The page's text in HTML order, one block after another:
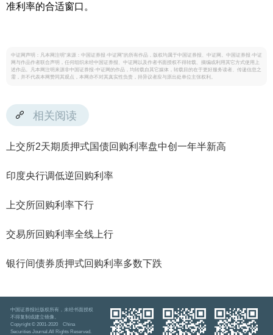
准利率的合适窗口。
中证网声明：凡本网注明“来源：中国证券报·中证网”的所有作品，版权均属于中国证券报、中证网。中国证券报·中证
网与作品作者联合声明，任何组织未经中国证券报、中证网以及作者书面授权不得转载、摘编或利用其它方式使用上
述作品。凡本网注明来源非中国证券报·中证网的作品，均转载自其它媒体，转载目的在于更好服务读者、传递信息之
需，并不代表本网赞同其观点，本网亦不对其真实性负责，持异议者应与原出处单位主张权利。
相关阅读
上交所2天期质押式国债回购利率盘中创一年半新高
印度央行调低逆回购利率
上交所回购利率下行
交易所回购利率全线上行
银行间债券质押式回购利率多数下跌
中国证券报社版权所有，未经书面授权
不得复制或建立镜像。
Copyright © 2001-2020 China
Securities Journal.All Rights Reserved.